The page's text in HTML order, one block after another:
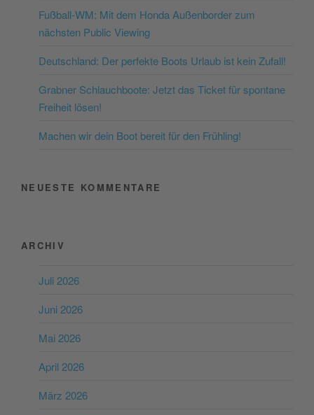
Mehr Informationen
powered by
Consent Management
Fußball-WM: Mit dem Honda Außenborder zum
nächsten Public Viewing
Deutschland: Der perfekte Boots Urlaub ist kein Zufall!
Grabner Schlauchboote: Jetzt das Ticket für spontane
Freiheit lösen!
Machen wir dein Boot bereit für den Frühling!
NEUESTE KOMMENTARE
ARCHIV
Juli 2026
Juni 2026
Mai 2026
April 2026
März 2026